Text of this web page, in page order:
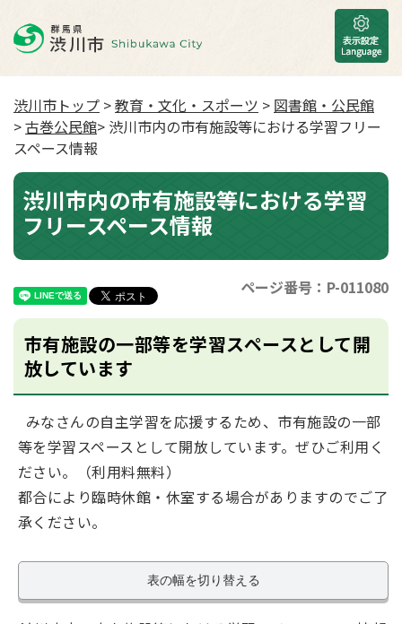
渋川市トップ >教育・文化・スポーツ > 図書館・公民館
>古巻公民館> 渋川市内の市有施設等における学習フリー
スペース情報
渋川市内の市有施設等における学習
フリースペース情報
ページ番号：P-011080
市有施設の一部等を学習スペースとして開
放しています
みなさんの自主学習を応援するため、市有施設の一部
等を学習スペースとして開放しています。ぜひご利用く
ださい。（利用料無料）
都合により臨時休館・休室する場合がありますのでご了
承ください。
表の幅を切り替える